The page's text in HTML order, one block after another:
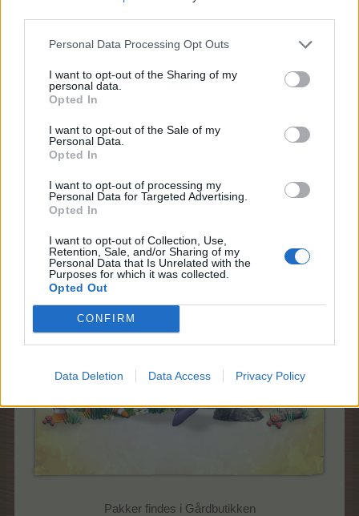
Personal Data Processing Opt Outs
I want to opt-out of the Sharing of my
personal data.
Opted In
I want to opt-out of the Sale of my
Personal Data.
Opted In
I want to opt-out of processing my
Personal Data for Targeted Advertising.
Opted In
I want to opt-out of Collection, Use,
Retention, Sale, and/or Sharing of my
Personal Data that Is Unrelated with the
Purposes for which it was collected.
Opted Out
CONFIRM
Data Deletion Data Access Privacy Policy
Fredag 22/8 kl. 10 - Mandag 25/8 kl. 22
Nu kan der købes pakker hvor der ud over spændingen
slå til nu!
30 x Gobi: mystisk Baha-stald
Pris: 630 MG
Pakker findes i Gårdbutikken